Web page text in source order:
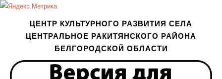
ЦЕНТР КУЛЬТУРНОГО РАЗВИТИЯ СЕЛА
ЦЕНТРАЛЬНОЕ РАКИТЯНСКОГО РАЙОНА
БЕЛГОРОДСКОЙ ОБЛАСТИ